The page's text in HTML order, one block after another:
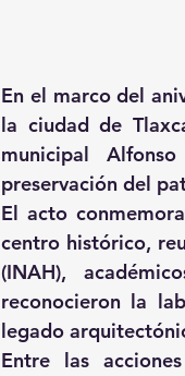
En el marco del
la ciudad de
municipal
preservación del
El acto
centro histórico,
(INAH),
reconocieron la
legado
Entre las